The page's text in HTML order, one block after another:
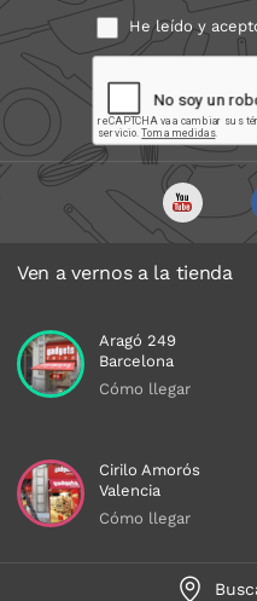
He leído y
Ven a vernos a la tienda
Aragó 249
Barcelona
Cómo llegar
Cirilo Amorós
Valencia
Cómo llegar